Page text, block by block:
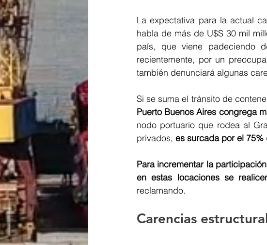
La expectativa para la actual
habla de más de U$S 30 mil
país, que viene padeciendo
recientemente, por un
también denunciará algunas
Si se suma el tránsito de
Puerto Buenos Aires congrega
nodo portuario que rodea al
privados, es surcada por el
Para incrementar la
en estas locaciones se
reclamando.
Carencias